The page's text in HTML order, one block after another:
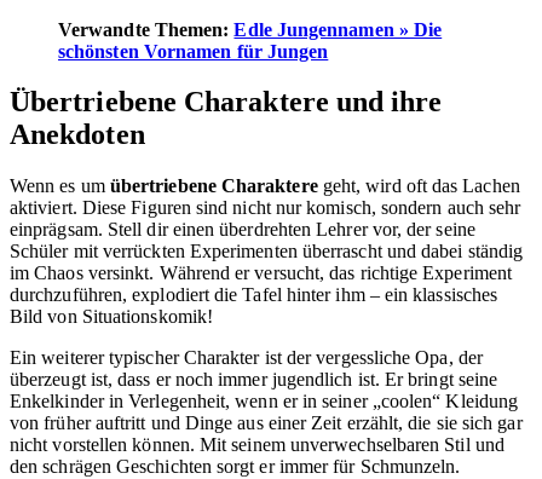
Verwandte Themen:Edle Jungennamen » Die
schönsten Vornamen für Jungen
Übertriebene Charaktere und ihre
Anekdoten
Wenn es um übertriebene Charakteregeht, wird oft das Lachen
aktiviert. Diese Figuren sind nicht nur komisch, sondern auch sehr
einprägsam. Stell dir einen überdrehten Lehrer vor, der seine
Schüler mit verrückten Experimenten überrascht und dabei ständig
im Chaos versinkt. Während er versucht, das richtige Experiment
durchzuführen, explodiert die Tafel hinter ihm – ein klassisches
Bild von Situationskomik!
Ein weiterer typischer Charakter ist der vergessliche Opa, der
überzeugt ist, dass er noch immer jugendlich ist. Er bringt seine
Enkelkinder in Verlegenheit, wenn er in seiner „coolen“ Kleidung
von früher auftritt und Dinge aus einer Zeit erzählt, die sie sich gar
nicht vorstellen können. Mit seinem unverwechselbaren Stil und
den schrägen Geschichten sorgt er immer für Schmunzeln.